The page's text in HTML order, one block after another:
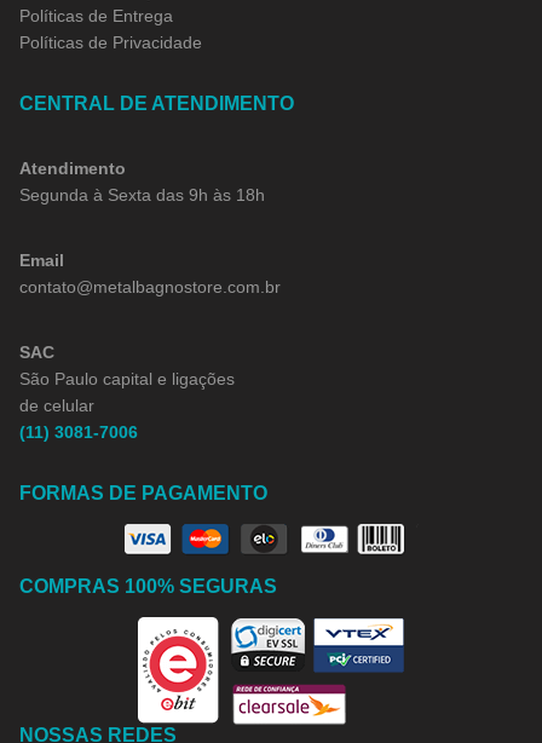
Políticas de Entrega
Políticas de Privacidade
CENTRAL DE ATENDIMENTO
Atendimento
Segunda à Sexta das 9h às 18h
Email
contato@metalbagnostore.com.br
SAC
São Paulo capital e ligações
de celular
(11) 3081-7006
FORMAS DE PAGAMENTO
COMPRAS 100% SEGURAS
NOSSAS REDES